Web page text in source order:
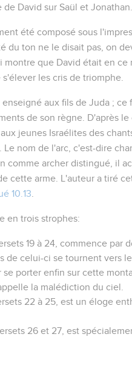
de David sur Saül et Jonathan.
été composé sous
du ton ne le disait pas, on
montre que David était en
les cris de triomphe.
aux fils de Juda ; ce
de son règne. D'après
jeunes Israélites des
Le nom de l'arc , c'est-dire
comme archer distingué, il
cette arme. L'auteur a tiré
10.13
en trois strophes:
19 à 24, commence par
de celui-ci se tournent vers
se porter enfin sur cette
la malédiction du ciel.
22 à 25, est un éloge
26 et 27, est